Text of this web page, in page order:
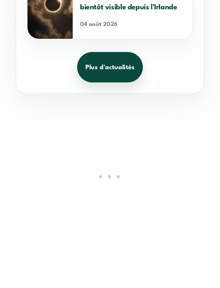
bientôt visible depuis l’Irlande
04 août 2026
Plus d'actualités